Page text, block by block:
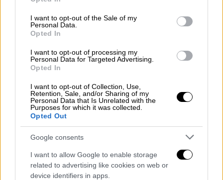
use your data for below specified purposes in below Google
consent section.
I want to opt-out of the Sale of my
Personal Data.
Opted In
I want to opt-out of processing my
Personal Data for Targeted Advertising.
Opted In
I want to opt-out of Collection, Use,
Retention, Sale, and/or Sharing of my
Personal Data that Is Unrelated with the
Purposes for which it was collected.
Opted Out
Google consents
I want to allow Google to enable storage
related to advertising like cookies on web or
device identifiers in apps.
βιντεοληπτικό υλικό για το δυστύχημα στα
Τέμπη θα φτάσει στα χέρια των οικογενειών
των θυμάτων, εμφανίστηκε η Ζωή
Κωνσταντοπούλου, λίγο πριν εισέλθει στα
Δικαστήρια Λάρισας για τη συνέχιση της
όπως τα χαρακτήρισε.
Η κ. Κωνσταντοπούλου υπογράμμισε ότι,
ενώ τα επίμαχα βίντεο έχουν κατασχεθεί
εδώ και τρεις εβδομάδες, δεν έχει ακόμη
καταστεί δυνατό να τα παραλάβει, κάνοντας
λόγο για μεθοδεύσεις.